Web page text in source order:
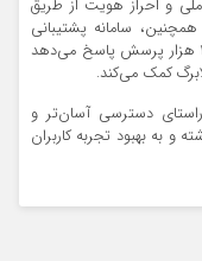
ملی و احراز هویت از طریق
سامانه پشتیبانی
این اپلیکیشن روزانه به طور متوسط به بیش از ۱۰ هزار پرسش پاسخ می‌دهد
کمک می‌کند.
دسترسی آسان‌تر و
و به بهبود تجربه کاربران